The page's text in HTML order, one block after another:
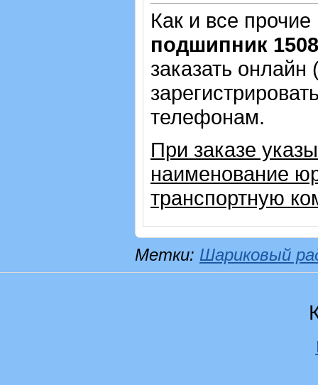
Как и все
подшипник
заказать онлайн
телефонам.
При заказе
наименование
транспортную
Метки: Шариковый